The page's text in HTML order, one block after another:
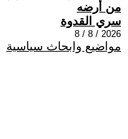
من أرضه
سري القدوة
2026 / 8 / 8
مواضيع وابحاث سياسية